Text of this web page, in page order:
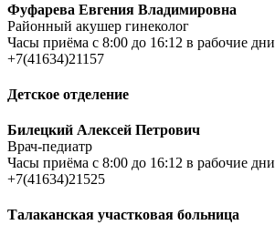
Фуфарева Евгения Владимировна
Районный акушер гинеколог
Часы приёма c 8:00 до 16:12 в рабочие дни
+7(41634)21157
Детское отделение
Билецкий Алексей Петрович
Врач-педиатр
Часы приёма c 8:00 до 16:12 в рабочие дни
+7(41634)21525
Талаканская участковая больница